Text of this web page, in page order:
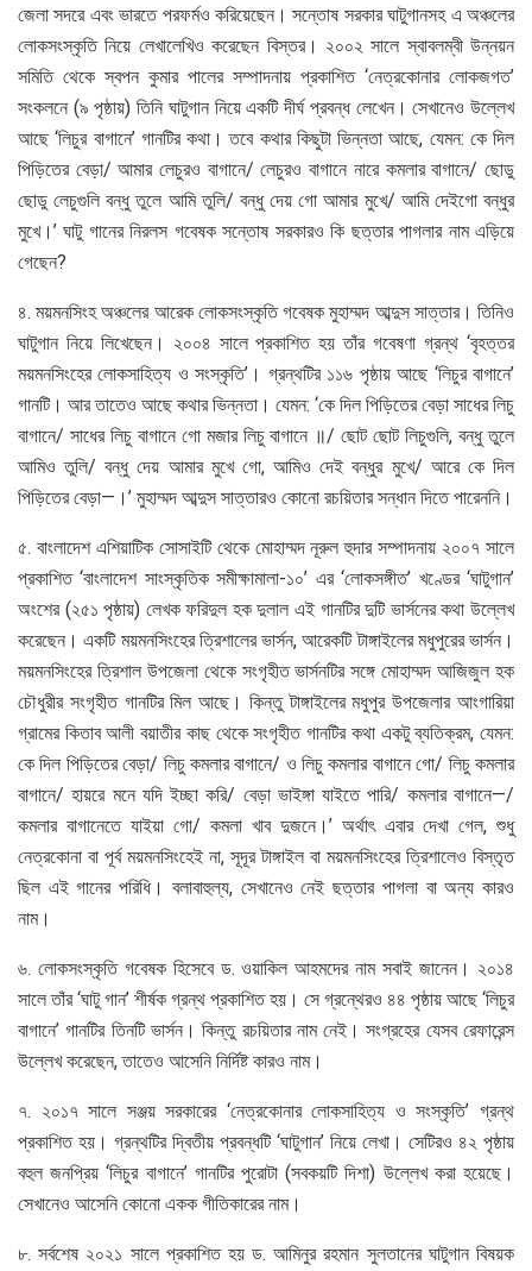
জেলা সদরে এবং ভারতে পরফর্মও করিয়েছেন। সন্তোষ সরকার ঘাটুগানসহ এ অঞ্চলের
লোকসংস্কৃতি নিয়ে লেখালেখিও করেছেন বিস্তর। ২০০২ সালে স্বাবলম্বী উন্নয়ন
সমিতি থেকে স্বপন কুমার পালের সম্পাদনায় প্রকাশিত ‘নেত্রকোনার লোকজগত’
সংকলনে (৯ পৃষ্ঠায়) তিনি ঘাটুগান নিয়ে একটি দীর্ঘ প্রবন্ধ লেখেন। সেখানেও উল্লেখ
আছে ‘লিচুর বাগানে’ গানটির কথা। তবে কথার কিছুটা ভিন্নতা আছে, যেমন: কে দিল
পিড়িতের বেড়া/ আমার লেচুরও বাগানে/ লেচুরও বাগানে নারে কমলার বাগানে/ ছোডু
ছোডু লেচুগুলি বন্ধু তুলে আমি তুলি/ বন্ধু দেয় গো আমার মুখে/ আমি দেইগো বন্ধুর
মুখে।’ ঘাটু গানের নিরলস গবেষক সন্তোষ সরকারও কি ছত্তার পাগলার নাম এড়িয়ে
গেছেন?
৪. ময়মনসিংহ অঞ্চলের আরেক লোকসংস্কৃতি গবেষক মুহাম্মদ আব্দুস সাত্তার। তিনিও
ঘাটুগান নিয়ে লিখেছেন। ২০০৪ সালে প্রকাশিত হয় তাঁর গবেষণা গ্রন্থ ‘বৃহত্তর
ময়মনসিংহের লোকসাহিত্য ও সংস্কৃতি’। গ্রন্থটির ১১৬ পৃষ্ঠায় আছে ‘লিচুর বাগানে’
গানটি। আর তাতেও আছে কথার ভিন্নতা। যেমন: ‘কে দিল পিড়িতের বেড়া সাধের লিচু
বাগানে/ সাধের লিচু বাগানে গো মজার লিচু বাগানে ॥/ ছোট ছোট লিচুগুলি, বন্ধু তুলে
আমিও তুলি/ বন্ধু দেয় আমার মুখে গো, আমিও দেই বন্ধুর মুখে/ আরে কে দিল
পিড়িতের বেড়া—।’ মুহাম্মদ আব্দুস সাত্তারও কোনো রচয়িতার সন্ধান দিতে পারেননি।
৫. বাংলাদেশ এশিয়াটিক সোসাইটি থেকে মোহাম্মদ নূরুল হুদার সম্পাদনায় ২০০৭ সালে
প্রকাশিত ‘বাংলাদেশ সাংস্কৃতিক সমীক্ষামালা-১০’ এর ‘লোকসঙ্গীত’ খণ্ডের ‘ঘাটুগান’
অংশের (২৫১ পৃষ্ঠায়) লেখক ফরিদুল হক দুলাল এই গানটির দুটি ভার্সনের কথা উল্লেখ
করেছেন। একটি ময়মনসিংহের ত্রিশালের ভার্সন, আরেকটি টাঙ্গাইলের মধুপুরের ভার্সন।
ময়মনসিংহের ত্রিশাল উপজেলা থেকে সংগৃহীত ভার্সনটির সঙ্গে মোহাম্মদ আজিজুল হক
চৌধুরীর সংগৃহীত গানটির মিল আছে। কিন্তু টাঙ্গাইলের মধুপুর উপজেলার আংগারিয়া
গ্রামের কিতাব আলী বয়াতীর কাছ থেকে সংগৃহীত গানটির কথা একটু ব্যতিক্রম, যেমন:
কে দিল পিড়িতের বেড়া/ লিচু কমলার বাগানে/ ও লিচু কমলার বাগানে গো/ লিচু কমলার
বাগানে/ হায়রে মনে যদি ইচ্ছা করি/ বেড়া ভাইঙ্গা যাইতে পারি/ কমলার বাগানে—/
কমলার বাগানেতে যাইয়া গো/ কমলা খাব দুজনে।’ অর্থাৎ এবার দেখা গেল, শুধু
নেত্রকোনা বা পূর্ব ময়মনসিংহেই না, সূদূর টাঙ্গাইল বা ময়মনসিংহের ত্রিশালেও বিস্তৃত
ছিল এই গানের পরিধি। বলাবাহুল্য, সেখানেও নেই ছত্তার পাগলা বা অন্য কারও
নাম।
৬. লোকসংস্কৃতি গবেষক হিসেবে ড. ওয়াকিল আহমদের নাম সবাই জানেন। ২০১৪
সালে তাঁর ‘ঘাটু গান’ শীর্ষক গ্রন্থ প্রকাশিত হয়। সে গ্রন্থেরও ৪৪ পৃষ্ঠায় আছে ‘লিচুর
বাগানে’ গানটির তিনটি ভার্সন। কিন্তু রচয়িতার নাম নেই। সংগ্রহের যেসব রেফারেন্স
উল্লেখ করেছেন, তাতেও আসেনি নির্দিষ্ট কারও নাম।
৭. ২০১৭ সালে সঞ্জয় সরকারের ‘নেত্রকোনার লোকসাহিত্য ও সংস্কৃতি’ গ্রন্থ
প্রকাশিত হয়। গ্রন্থটির দ্বিতীয় প্রবন্ধটি ‘ঘাটুগান’ নিয়ে লেখা। সেটিরও ৪২ পৃষ্ঠায়
বহুল জনপ্রিয় ‘লিচুর বাগানে’ গানটির পুরোটা (সবকয়টি দিশা) উল্লেখ করা হয়েছে।
সেখানেও আসেনি কোনো একক গীতিকারের নাম।
৮. সর্বশেষ ২০২১ সালে প্রকাশিত হয় ড. আমিনুর রহমান সুলতানের ঘাটুগান বিষয়ক